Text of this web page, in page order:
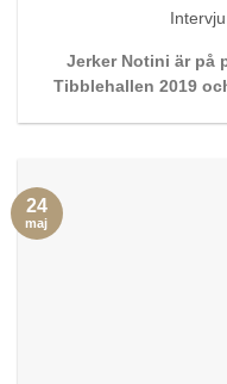
Jerker Notini är på
Tibblehallen 2019
24
maj